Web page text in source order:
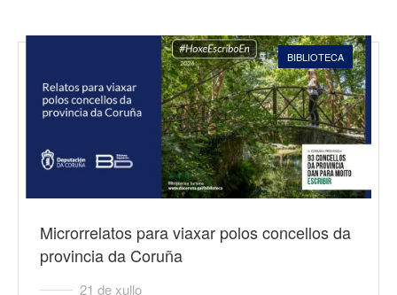
BIBLIOTECA
Microrrelatos para viaxar polos concellos da
provincia da Coruña
21 de xullo